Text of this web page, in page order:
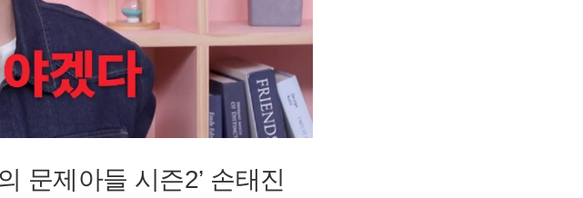
문제아들 시즌2’ 손태진